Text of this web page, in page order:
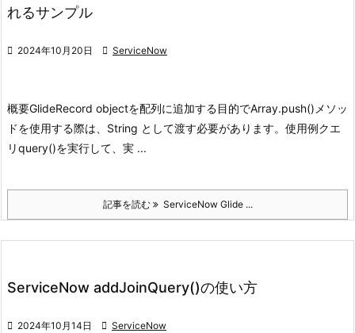
れるサンプル
 2024年10月20日  ServiceNow
概要GlideRecord objectを配列に追加する目的でArray.push()メソッ
ドを使用する際は、String として渡す必要があります。 使用例クエ
リquery()を実行して、実 ...
記事を読む ServiceNow Glide ...
ServiceNow addJoinQuery()の使い方
 2024年10月14日  ServiceNow